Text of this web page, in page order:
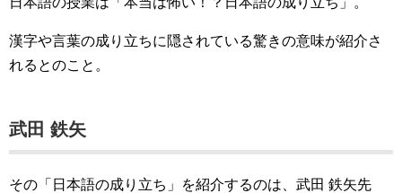
漢字や言葉の成り立ちに隠されている驚きの意味が紹介さ
れるとのこと。
武田 鉄矢
その「日本語の成り立ち」を紹介するのは、武田 鉄矢先